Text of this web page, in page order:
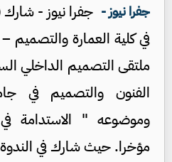
جفرا نيوز - جفرا نيوز -
في كلية العمارة والتصميم
ملتقى التصميم الداخلي
الفنون والتصميم في
وموضوعه " الاستدامة
مؤخرا. حيث شارك في